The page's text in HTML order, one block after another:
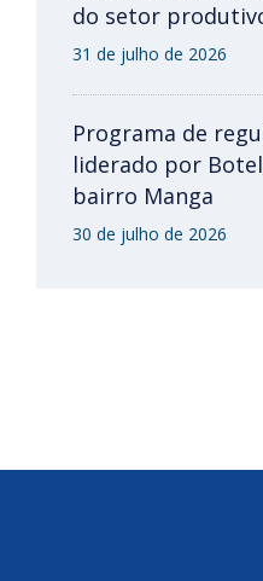
do setor
31 de julho de 2026
Programa de
liderado por
bairro Manga
30 de julho de 2026